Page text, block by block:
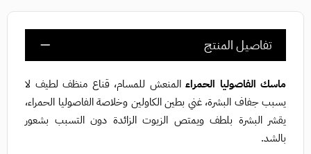
تفاصيل المنتج
ماسك الفاصوليا الحمراء المنعش للمسام، قناع منظف لطيف لا
يسبب جفاف البشرة، غني بطين الكاولين وخلاصة الفاصوليا الحمراء،
يقشر البشرة بلطف ويمتص الزيوت الزائدة دون التسبب بشعور
بالشد.